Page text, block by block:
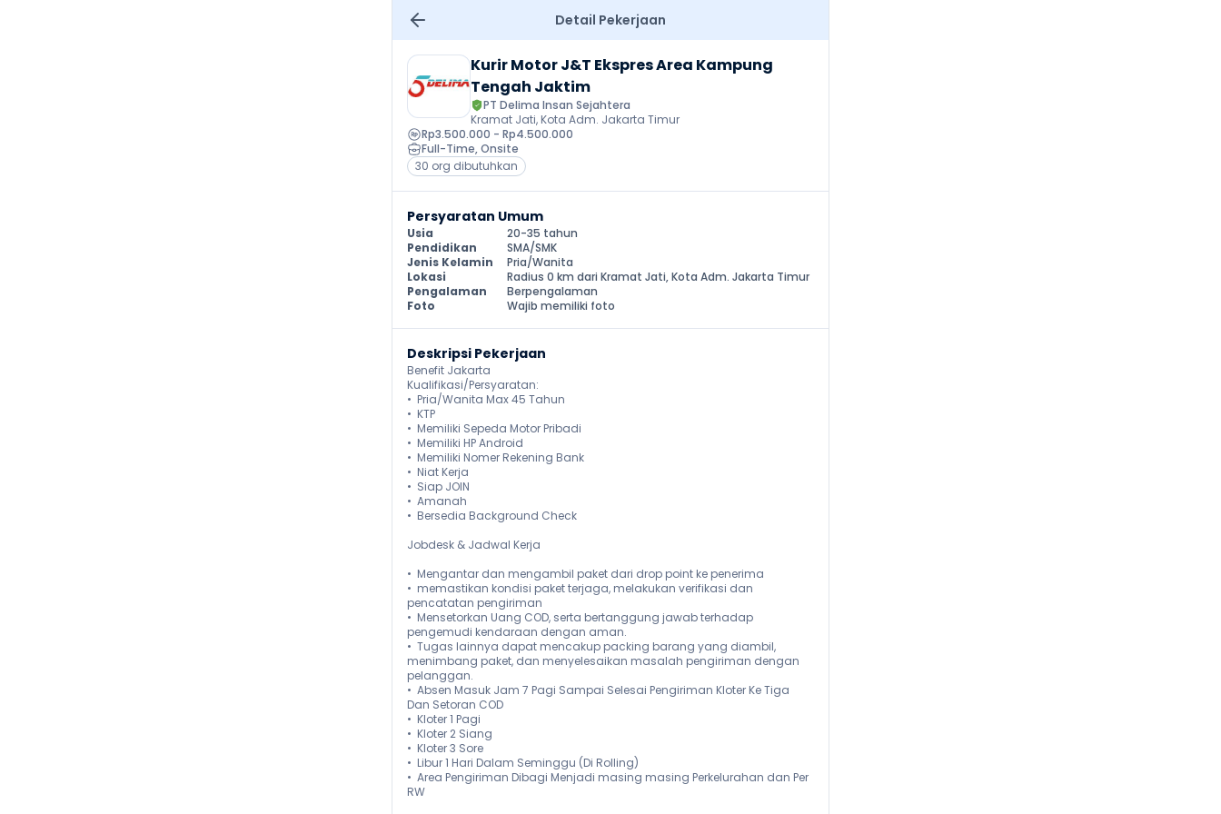
Detail Pekerjaan
Kurir Motor J&T Ekspres Area Kampung
Tengah Jaktim
PT Delima Insan Sejahtera
Kramat Jati, Kota Adm. Jakarta Timur
Rp3.500.000 - Rp4.500.000
Full-Time, Onsite
30 org dibutuhkan
Persyaratan Umum
Usia
20-35 tahun
Pendidikan
SMA/SMK
Jenis Kelamin
Pria/Wanita
Lokasi
Radius 0 km dari Kramat Jati, Kota Adm. Jakarta Timur
Pengalaman
Berpengalaman
Foto
Wajib memiliki foto
Deskripsi Pekerjaan
Benefit Jakarta
Kualifikasi/Persyaratan:
•⁠  ⁠Pria/Wanita Max 45 Tahun
•⁠  ⁠KTP
•⁠  ⁠Memiliki Sepeda Motor Pribadi
•⁠  ⁠Memiliki HP Android
•⁠  ⁠Memiliki Nomer Rekening Bank
•⁠  ⁠Niat Kerja
•⁠  ⁠Siap JOIN
•⁠  ⁠Amanah
•⁠  ⁠Bersedia Background Check
Jobdesk & Jadwal Kerja
•⁠  ⁠Mengantar dan mengambil paket dari drop point ke penerima
•⁠  ⁠memastikan kondisi paket terjaga, melakukan verifikasi dan
pencatatan pengiriman
•⁠  ⁠Mensetorkan Uang COD, serta bertanggung jawab terhadap
pengemudi kendaraan dengan aman.
•⁠  ⁠Tugas lainnya dapat mencakup packing barang yang diambil,
menimbang paket, dan menyelesaikan masalah pengiriman dengan
pelanggan.
•⁠  ⁠Absen Masuk Jam 7 Pagi Sampai Selesai Pengiriman Kloter Ke Tiga
Dan Setoran COD
•⁠  ⁠Kloter 1 Pagi
•⁠  ⁠Kloter 2 Siang
•⁠  ⁠Kloter 3 Sore
•⁠  ⁠Libur 1 Hari Dalam Seminggu (Di Rolling)
•⁠  ⁠Area Pengiriman Dibagi Menjadi masing masing Perkelurahan dan Per
RW